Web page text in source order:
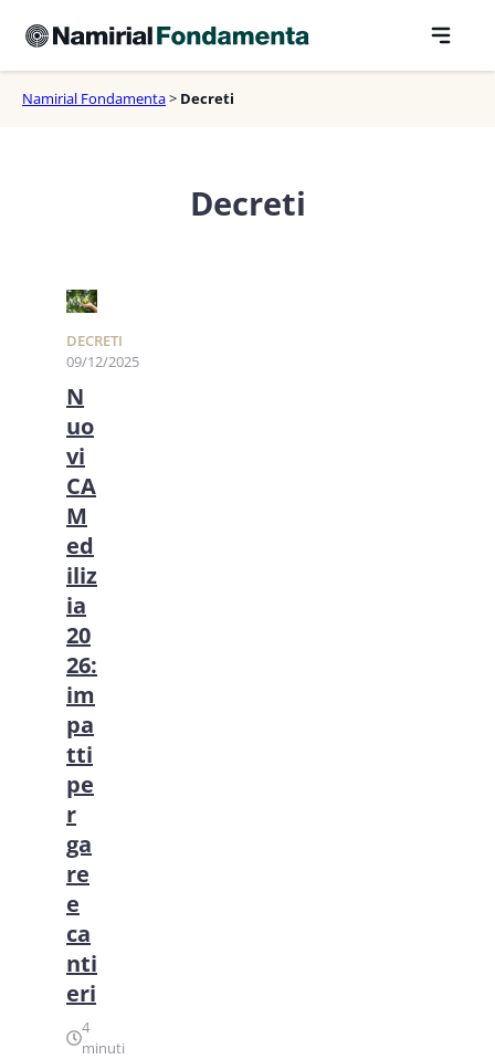
contenuto
Namirial Fondamenta> Decreti
Decreti
DECRETI
09/12/2025
N
uo
vi
CA
M
ed
iliz
ia
20
26:
im
pa
tti
pe
r
ga
re
e
ca
nti
eri
4
minuti